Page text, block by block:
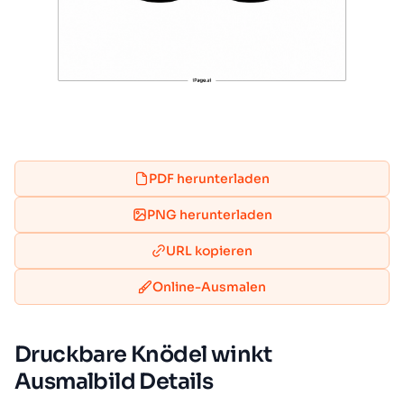
PDF herunterladen
PNG herunterladen
URL kopieren
Online-Ausmalen
Druckbare Knödel winkt
Ausmalbild Details